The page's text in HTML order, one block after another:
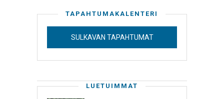
TAPAHTUMAKALENTERI
SULKAVAN TAPAHTUMAT
LUETUIMMAT